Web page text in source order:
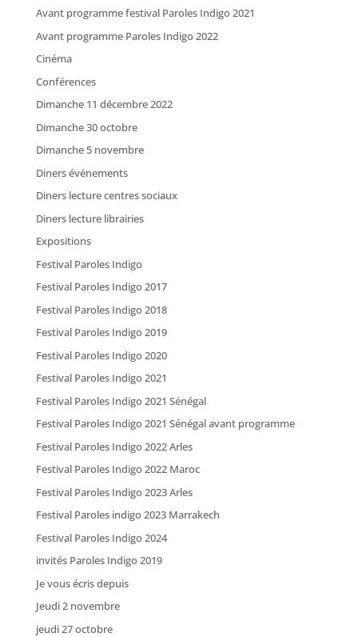
Avant programme festival Paroles Indigo 2021
Avant programme Paroles Indigo 2022
Cinéma
Conférences
Dimanche 11 décembre 2022
Dimanche 30 octobre
Dimanche 5 novembre
Diners événements
Diners lecture centres sociaux
Diners lecture librairies
Expositions
Festival Paroles Indigo
Festival Paroles Indigo 2017
Festival Paroles Indigo 2018
Festival Paroles Indigo 2019
Festival Paroles Indigo 2020
Festival Paroles Indigo 2021
Festival Paroles Indigo 2021 Sénégal
Festival Paroles Indigo 2021 Sénégal avant programme
Festival Paroles Indigo 2022 Arles
Festival Paroles Indigo 2022 Maroc
Festival Paroles Indigo 2023 Arles
Festival Paroles indigo 2023 Marrakech
Festival Paroles Indigo 2024
invités Paroles Indigo 2019
Je vous écris depuis
Jeudi 2 novembre
jeudi 27 octobre